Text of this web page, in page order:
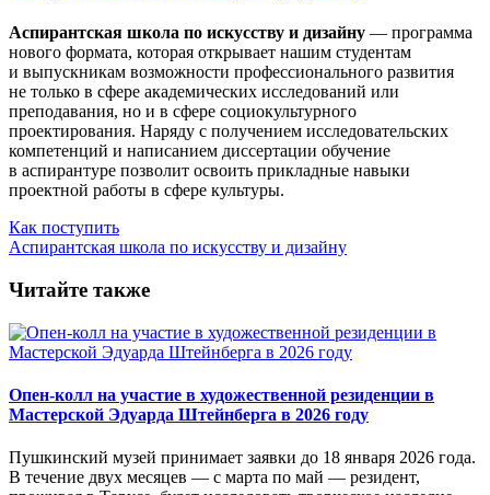
Аспирантская школа по искусству и дизайну — программа
нового формата, которая открывает нашим студентам
и выпускникам возможности профессионального развития
не только в сфере академических исследований или
преподавания, но и в сфере социокультурного
проектирования. Наряду с получением исследовательских
компетенций и написанием диссертации обучение
в аспирантуре позволит освоить прикладные навыки
проектной работы в сфере культуры.
Как поступить
Аспирантская школа по искусству и дизайну
Читайте также
Опен-колл на участие в художественной резиденции в
Мастерской Эдуарда Штейнберга в 2026 году
Пушкинский музей принимает заявки до 18 января 2026 года.
В течение двух месяцев — с марта по май — резидент,